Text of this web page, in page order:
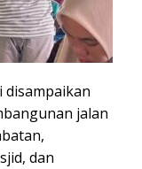
disampaikan
jalan
dan